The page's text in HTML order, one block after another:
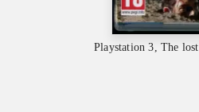
Playstation 3, The